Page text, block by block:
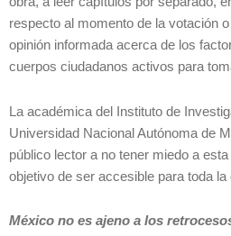
respecto al momento de la votación
opinión informada acerca de los
cuerpos ciudadanos activos para
La académica del Instituto de
Universidad Nacional Autónoma de
público lector a no tener miedo a
objetivo de ser accesible para toda la
México no es ajeno a los